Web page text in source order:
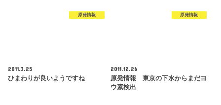
原発情報
2011.3.25
ひまわりが良いようですね
原発情報
2011.12.26
原発情報 東京の下水からまだヨ
ウ素検出